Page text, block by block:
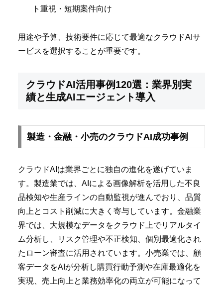
ト重視・短期案件向け
用途や予算、技術要件に応じて最適なクラウドAIサ
ービスを選択することが重要です。
クラウドAI活用事例120選：業界別実
績と生成AIエージェント導入
製造・金融・小売のクラウドAI成功事例
クラウドAIは業界ごとに独自の進化を遂げていま
す。製造業では、AIによる画像解析を活用した不良
品検知や生産ラインの自動監視が進んでおり、品質
向上とコスト削減に大きく寄与しています。金融業
界では、大規模なデータをクラウド上でリアルタイ
ム分析し、リスク管理や不正検知、個別最適化され
たローン審査に活用されています。小売業では、顧
客データをAIが分析し購買行動予測や在庫最適化を
実現、売上向上と業務効率化の両立が可能になって